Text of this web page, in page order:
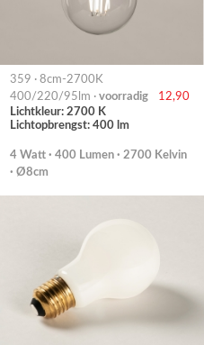
359 · 8cm-2700K
400/220/95lm · voorradig
12,90
Lichtkleur: 2700 K
Lichtopbrengst: 400 lm
4 Watt · 400 Lumen · 2700 Kelvin
· Ø8cm